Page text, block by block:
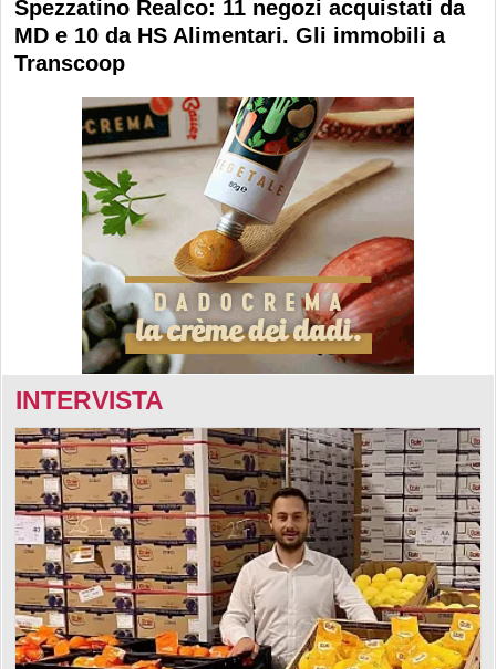
Spezzatino Realco: 11 negozi acquistati da
MD e 10 da HS Alimentari. Gli immobili a
Transcoop
INTERVISTA